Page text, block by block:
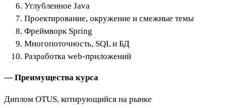
Углубленное Java
Проектирование, окружение и смежные темы
Фреймворк Spring
Многопоточность, SQL и БД
Разработка web-приложений
— Преимущества курса
Диплом OTUS, котирующийся на рынке